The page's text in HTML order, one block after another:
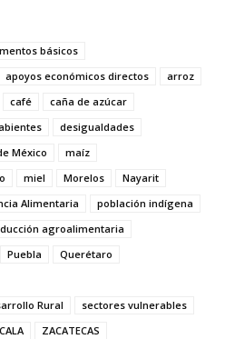
básicos
apoyos económicos directos
arroz
café
caña de azúcar
desigualdades
México
maíz
miel Morelos
Nayarit
Alimentaria
población indígena
agroalimentaria
Puebla
Querétaro
Rural
sectores vulnerables
ZACATECAS